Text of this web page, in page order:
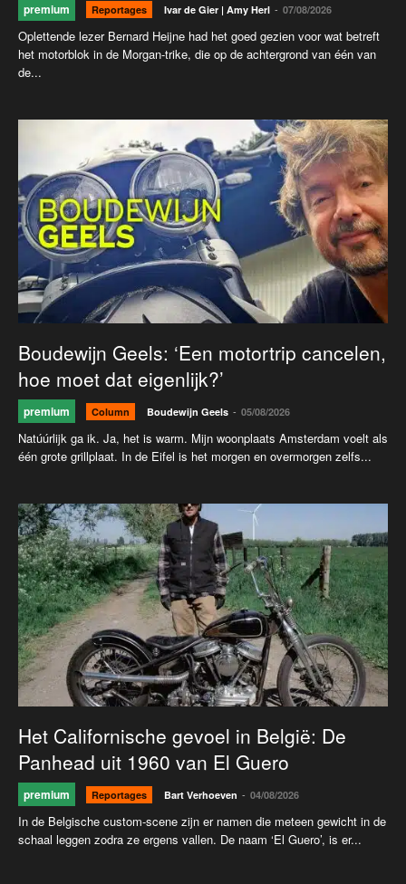
premium Reportages Ivar de Gier | Amy Herl - 07/08/2026
Oplettende lezer Bernard Heijne had het goed gezien voor wat betreft
het motorblok in de Morgan-trike, die op de achtergrond van één van
de...
Boudewijn Geels: ‘Een motortrip cancelen,
hoe moet dat eigenlijk?’
premium Column Boudewijn Geels - 05/08/2026
Natúúrlijk ga ik. Ja, het is warm. Mijn woonplaats Amsterdam voelt als
één grote grillplaat. In de Eifel is het morgen en overmorgen zelfs...
Het Californische gevoel in België: De
Panhead uit 1960 van El Guero
premium Reportages Bart Verhoeven - 04/08/2026
In de Belgische custom-scene zijn er namen die meteen gewicht in de
schaal leggen zodra ze ergens vallen. De naam ‘El Guero’, is er...